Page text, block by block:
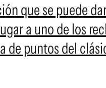
que se puede
a uno de los
de puntos del